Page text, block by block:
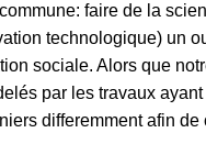
faire de la
technologique) un
sociale. Alors que
par les travaux
differemment afin de